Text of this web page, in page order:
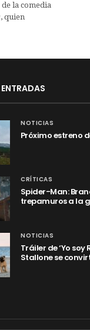
la comedia
quien
NOTICIAS
Próximo estreno
CRÍTICAS
Spider-Man:
trepamuros a la
NOTICIAS
Tráiler de ‘Yo
Stallone se